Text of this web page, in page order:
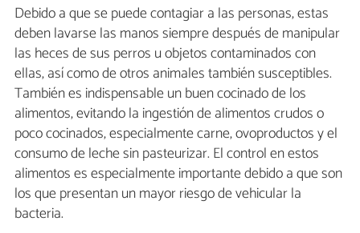
Debido a que se puede contagiar a las personas, estas
deben lavarse las manos siempre después de manipular
las heces de sus perros u objetos contaminados con
ellas, así como de otros animales también susceptibles.
También es indispensable un buen cocinado de los
alimentos, evitando la ingestión de alimentos crudos o
poco cocinados, especialmente carne, ovoproductos y el
consumo de leche sin pasteurizar. El control en estos
alimentos es especialmente importante debido a que son
los que presentan un mayor riesgo de vehicular la
bacteria.